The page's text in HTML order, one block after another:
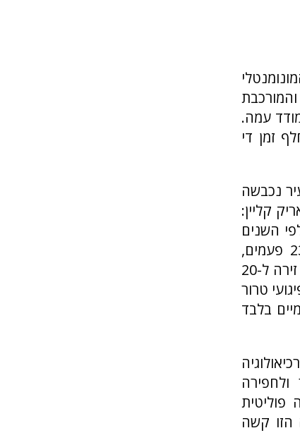
עמה.
זמן די
נכבשה
קליין:
השנים
האחרונים... ירושלים נחרבה לחלוטין לפחות פעמיים, הייתה נצורה 23 פעמים,
הותקפה 52 פעמים נוספות ונכבשה ונכבשה בחזרה 44 פעמים. הייתה זו זירה ל-20
טרור
בלבד
פוליטית
הזו קשה